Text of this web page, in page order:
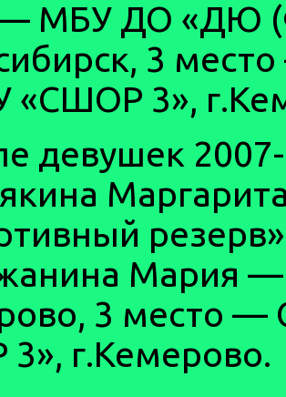
МБУ ДО «ДЮ
3
3»,
девушек
Мария
3 место
г.Кемерово.